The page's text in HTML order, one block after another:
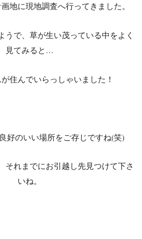
地に現地調査へ行ってきました。
うで、草が生い茂っている中をよく
見てみると…
住んでいらっしゃいました！
好のいい場所をご存じですね(笑)
それまでにお引越し先見つけて下さ
いね。